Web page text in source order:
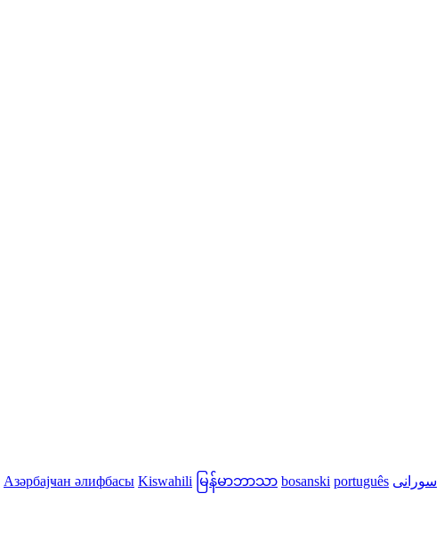
Азәрбајҹан әлифбасы Kiswahili မြန်မာဘာသာ bosanski português سورانی